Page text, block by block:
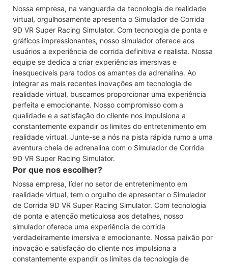
Nossa empresa, na vanguarda da tecnologia de realidade
virtual, orgulhosamente apresenta o Simulador de Corrida
9D VR Super Racing Simulator. Com tecnologia de ponta e
gráficos impressionantes, nosso simulador oferece aos
usuários a experiência de corrida definitiva e realista. Nossa
equipe se dedica a criar experiências imersivas e
inesquecíveis para todos os amantes da adrenalina. Ao
integrar as mais recentes inovações em tecnologia de
realidade virtual, buscamos proporcionar uma experiência
perfeita e emocionante. Nosso compromisso com a
qualidade e a satisfação do cliente nos impulsiona a
constantemente expandir os limites do entretenimento em
realidade virtual. Junte-se a nós na pista rápida rumo a uma
aventura cheia de adrenalina com o Simulador de Corrida
9D VR Super Racing Simulator.
Por que nos escolher?
Nossa empresa, líder no setor de entretenimento em
realidade virtual, tem o orgulho de apresentar o Simulador
de Corrida 9D VR Super Racing Simulator. Com tecnologia
de ponta e atenção meticulosa aos detalhes, nosso
simulador oferece uma experiência de corrida
verdadeiramente imersiva e emocionante. Nossa paixão por
inovação e satisfação do cliente nos impulsiona a
constantemente expandir os limites da tecnologia de